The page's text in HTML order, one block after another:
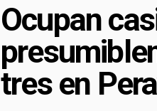
Ocupan
tres en